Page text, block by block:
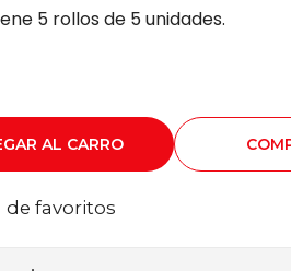
5 rollos de 5 unidades.
AL CARRO
de favoritos